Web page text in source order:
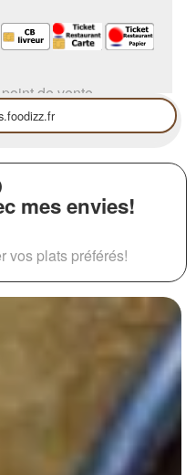
de vente
mes envies!
vos plats préférés!